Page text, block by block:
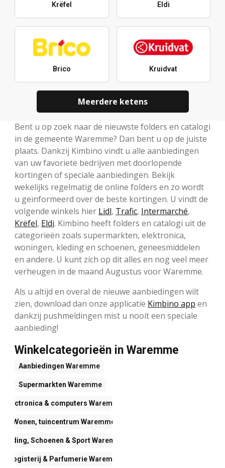
Krëfel Eldi
Brico Kruidvat
Meerdere ketens
Bent u op zoek naar de nieuwste folders en catalogi
in de gemeente Waremme? Dan bent u op de juiste
plaats. Dankzij Kimbino vindt u alle aanbiedingen
van uw favoriete bedrijven met doorlopende
kortingen of speciale aanbiedingen. Bekijk
wekelijks regelmatig de online folders en zo wordt
u geïnformeerd over de beste kortingen. U vindt de
volgende winkels hier Lidl, Trafic, Intermarché,
Krëfel, Eldi. Kimbino heeft folders en catalogi uit de
categorieën zoals supermarkten, elektronica,
woningen, kleding en schoenen, geneesmiddelen
en andere. U kunt zich op dit alles en nog veel meer
verheugen in de maand Augustus voor Waremme.
Als u altijd en overal de nieuwe aanbiedingen wilt
zien, download dan onze applicatie Kimbino app en
dankzij pushmeldingen mist u nooit een speciale
aanbieding!
Winkelcategorieën in Waremme
Aanbiedingen Waremme
Supermarkten Waremme
Electronica & computers Waremme
Wonen, tuincentrum Waremme
Kleding, Schoenen & SportWaremme
Drogisterij & ParfumerieWaremme